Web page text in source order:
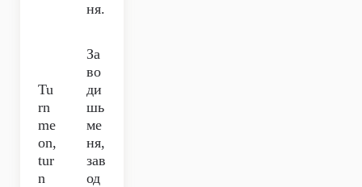
ня.
Tu
rn
me
on,
tur
n
За
во
ди
шь
ме
ня,
зав
од